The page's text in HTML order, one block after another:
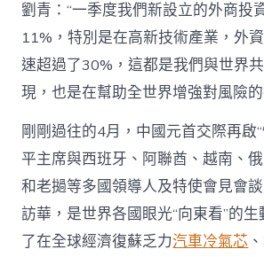
劉青：“一季度我們新設立的外商投
11%，特別是在高新技術產業，外
速超過了30%，這都是我們與世界
現，也是在幫助全世界增強對風險
剛剛過往的4月，中國元首交際再啟
平主席與西班牙、阿聯酋、越南、
和老撾等多國領導人及特使會見會
訪華，是世界各國眼光“向東看”的
了在全球經濟復蘇乏力汽車冷氣芯